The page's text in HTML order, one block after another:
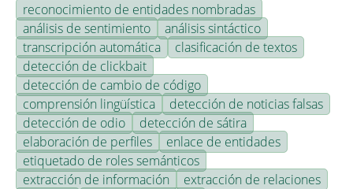
reconocimiento de entidades nombradas
análisis de sentimiento
análisis sintáctico
transcripción automática
clasificación de textos
detección de clickbait
detección de cambio de código
comprensión lingüística
detección de noticias falsas
detección de odio
detección de sátira
elaboración de perfiles
enlace de entidades
etiquetado de roles semánticos
extracción de información
extracción de relaciones